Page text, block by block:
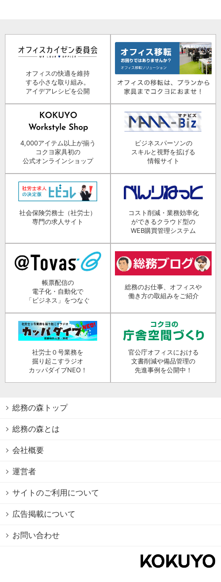
オフィスの快適を維持
する小さな取り組み。
アイデアレシピを公開
4,000アイテム以上が揃う
コクヨ家具初の
公式オンラインショップ
ビジネスパーソンの
スキルと視野を拡げる
情報サイト
社会保険労務士（社労士）
専門の求人サイト
コスト削減・業務効率化
ができるクラウド型の
WEB購買管理システム
帳票配信の
電子化・自動化で
「ビジネス」をつなぐ
総務のお仕事、オフィスや
働き方の取組みをご紹介
社労士０号業務を
掘り起こすラジオ
カッパダイブNEO！
官公庁オフィスにおける
文書削減や備品管理の
先進事例を公開中！
総務の森トップ
総務の森とは
会社概要
運営者
サイトのご利用について
広告掲載について
お問い合わせ